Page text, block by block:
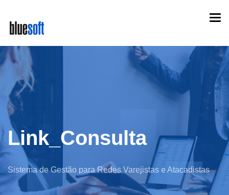
main
content
Link_Consulta
Sistema de Gestão para Redes Varejistas e Atacadistas